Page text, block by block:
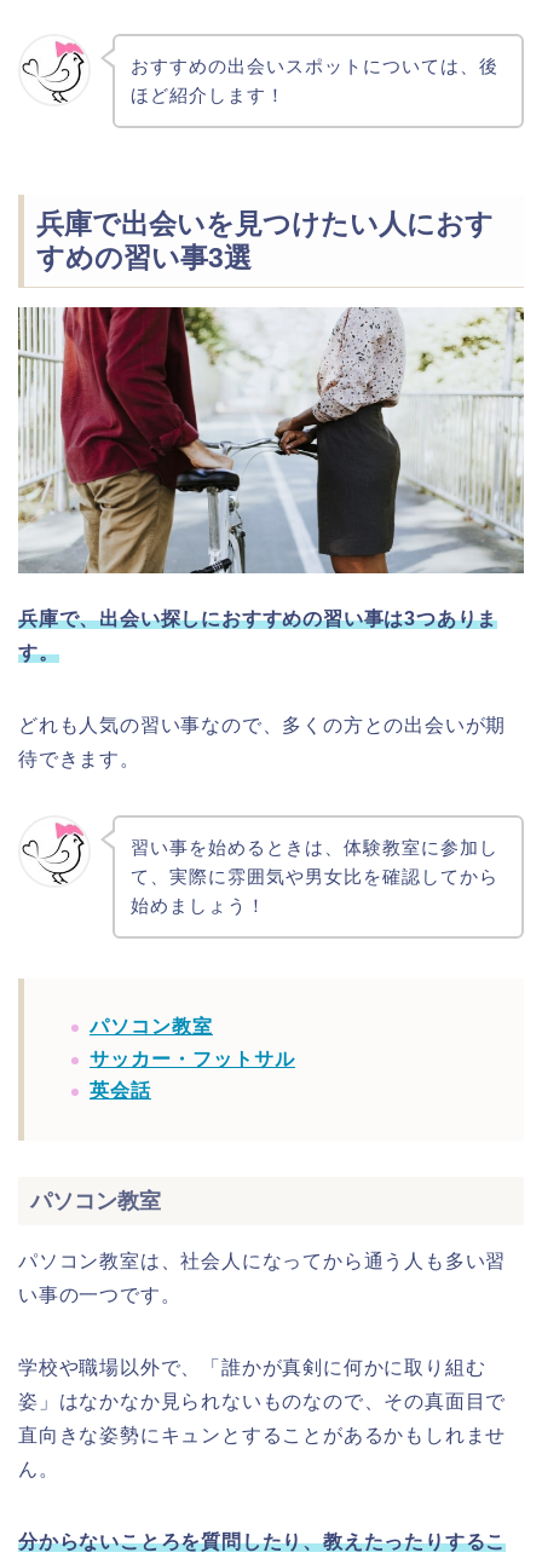
おすすめの出会いスポットについては、後
ほど紹介します！
兵庫で出会いを見つけたい人におす
すめの習い事3選
兵庫で、出会い探しにおすすめの習い事は3つありま
す。
どれも人気の習い事なので、多くの方との出会いが期
待できます。
習い事を始めるときは、体験教室に参加し
て、実際に雰囲気や男女比を確認してから
始めましょう！
パソコン教室
サッカー・フットサル
英会話
パソコン教室
パソコン教室は、社会人になってから通う人も多い習
い事の一つです。
学校や職場以外で、「誰かが真剣に何かに取り組む
姿」はなかなか見られないものなので、その真面目で
直向きな姿勢にキュンとすることがあるかもしれませ
ん。
分からないことろを質問したり、教えたったりするこ